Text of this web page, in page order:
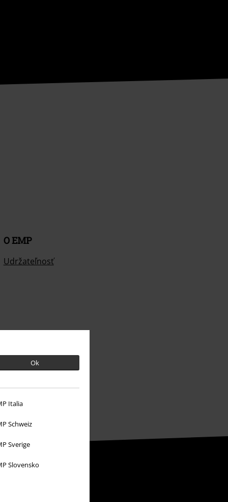
Ok
Italia
Schweiz
Sverige
Slovensko
O EMP
Udržateľnosť